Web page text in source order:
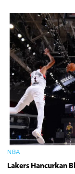
NBA
Lakers Hancurkan